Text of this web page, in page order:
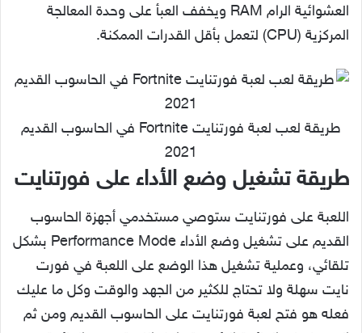
العشوائية الرام RAM ويخفف العبأ على وحدة المعالجة
المركزية (CPU) لتعمل بأقل القدرات الممكنة.
طريقة لعب لعبة فورتنايت Fortnite في الحاسوب القديم
2021
طريقة تشغيل وضع الأداء على فورتنايت
اللعبة على فورتنايت ستوصي مستخدمي أجهزة الحاسوب
القديم على تشغيل وضع الأداء Performance Mode بشكل
تلقائي، وعملية تشغيل هذا الوضع على اللعبة في فورت
نايت سهلة ولا تحتاج للكثير من الجهد والوقت وكل ما عليك
فعله هو فتح لعبة فورتنايت على الحاسوب القديم ومن ثم